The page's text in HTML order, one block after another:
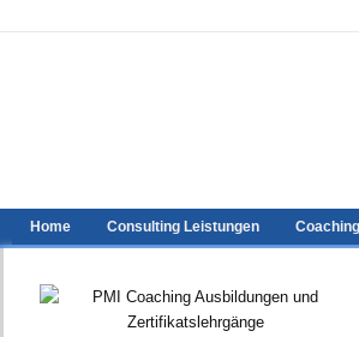
Home Consulting Leistungen